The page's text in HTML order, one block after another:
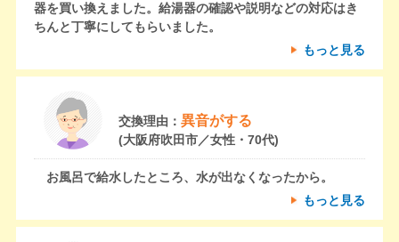
器を買い換えました。給湯器の確認や説明などの対応はき
ちんと丁寧にしてもらいました。
もっと見る
交換理由： 異音がする
(大阪府吹田市／女性・70代)
お風呂で給水したところ、水が出なくなったから。
もっと見る